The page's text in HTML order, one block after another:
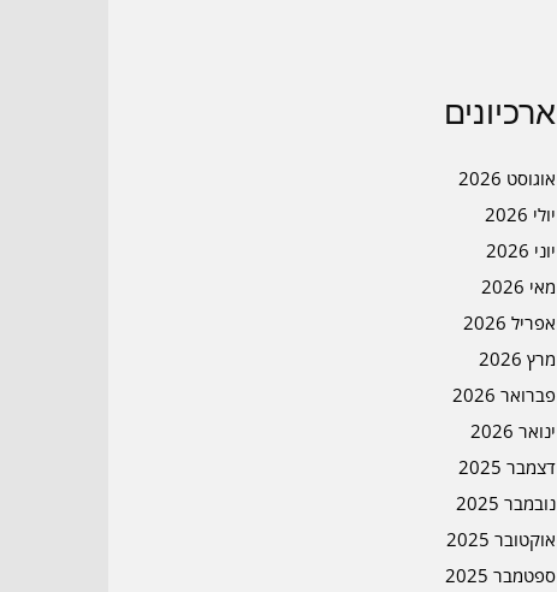
ארכיונים
אוגוסט 2026
יולי 2026
יוני 2026
מאי 2026
אפריל 2026
מרץ 2026
פברואר 2026
ינואר 2026
דצמבר 2025
נובמבר 2025
אוקטובר 2025
ספטמבר 2025